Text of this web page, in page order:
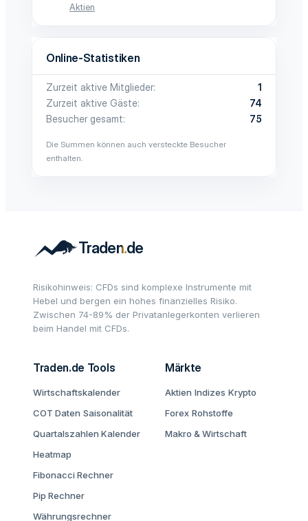
Aktien
Online-Statistiken
Zurzeit aktive Mitglieder
1
Zurzeit aktive Gäste
74
Besucher gesamt
75
Die Summen können auch versteckte Besucher
enthalten.
Risikohinweis: CFDs sind komplexe Instrumente mit
Hebel und bergen ein hohes finanzielles Risiko.
Zwischen 74-89% der Privatanlegerkonten verlieren
beim Handel mit CFDs.
Traden.de Tools
Wirtschaftskalender
COT Daten Saisonalität
Quartalszahlen Kalender
Heatmap
Fibonacci Rechner
Pip Rechner
Währungsrechner
Märkte
Aktien Indizes Krypto
Forex Rohstoffe
Makro & Wirtschaft